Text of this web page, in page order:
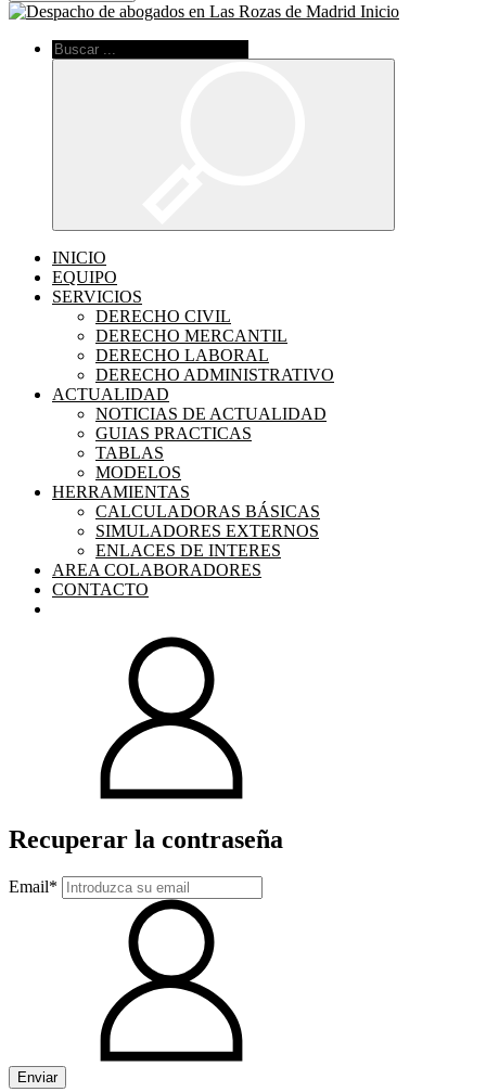
Inicio
INICIO
EQUIPO
SERVICIOS
DERECHO CIVIL
DERECHO MERCANTIL
DERECHO LABORAL
DERECHO ADMINISTRATIVO
ACTUALIDAD
NOTICIAS DE ACTUALIDAD
GUIAS PRACTICAS
TABLAS
MODELOS
HERRAMIENTAS
CALCULADORAS BÁSICAS
SIMULADORES EXTERNOS
ENLACES DE INTERES
AREA COLABORADORES
CONTACTO
Recuperar la contraseña
Email*
Enviar